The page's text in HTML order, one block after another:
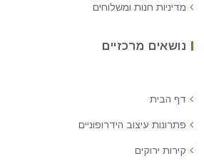
מדיניות חנות ומשלוחים
נושאים מרכזיים
דף הבית
פתרונות עיצוב הידרופוניים
קירות ירוקים